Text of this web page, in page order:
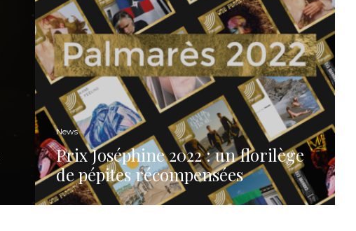
News
Prix Joséphine 2022 : un florilège
de pépites récompensées